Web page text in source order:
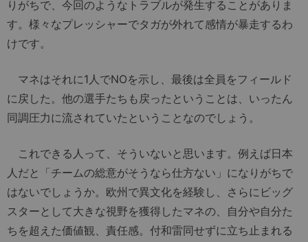
りがちで、今回のようなトラブルが発生することがありま
す。様々なプレッシャーでタガが外れて感情が暴走するわ
けです。
マネはそれに1人でNOを示し、最後は全員をフィールド
に戻した。他の選手たちも戻ったということは、いったん
同調圧力に流されていたということなのでしょう。
これできる人って、そういないと思います。例えば日本
人だと「チームの総意がそうなら仕方ない」になりがちで
はないでしょうか。欧州で異文化を経験し、さらにビッグ
スターとして大きな視野を獲得したマネの、自分や自分た
ちを超えた価値観、責任感。付和雷同せずに立ち止まれる